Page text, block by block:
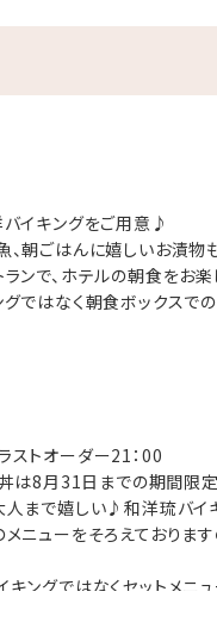
注ぐ☆レトロウェルカム
イキングをご用意♪
朝ごはんに嬉しいお漬物
ンで、ホテルの朝食をお楽
ではなく朝食ボックスで
ストオーダー21：00
は8月31日までの期間限定
まで嬉しい♪和洋琉バイ
ニューをそろえております
ングではなくセットメニ